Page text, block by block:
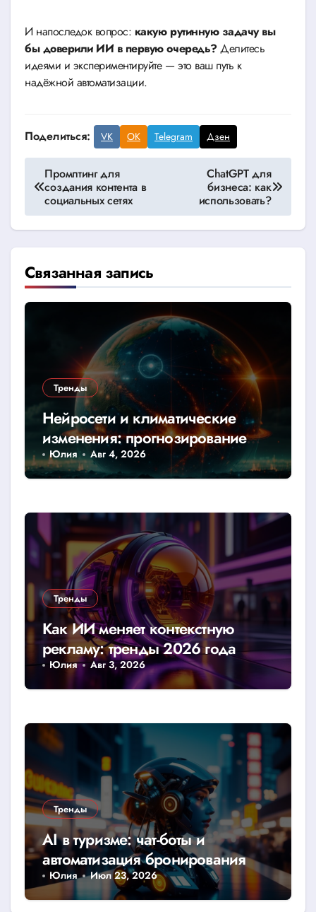
И напоследок вопрос: какую рутинную задачу вы
бы доверили ИИ в первую очередь?Делитесь
идеями и экспериментируйте — это ваш путь к
надёжной автоматизации.
Поделиться: VK OK Telegram Дзен
Навигация
по
записям
Промптинг для
создания контента в
социальных сетях
ChatGPT для
бизнеса: как
использовать?
Связанная запись
Тренды
Нейросети и климатические
изменения: прогнозирование
катастроф
Юлия Авг 4, 2026
Тренды
Как ИИ меняет контекстную
рекламу: тренды 2026 года
Юлия Авг 3, 2026
Тренды
AI в туризме: чат-боты и
автоматизация бронирования
Юлия Июл 23, 2026